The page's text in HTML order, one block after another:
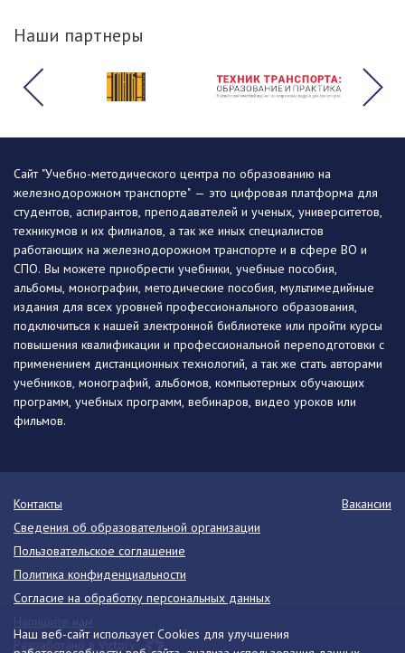
Наши партнеры
Наш веб-сайт использует Cookies для улучшения
Сайт "Учебно-методического центра по образованию на
железнодорожном транспорте" — это цифровая платформа для
студентов, аспирантов, преподавателей и ученых, университетов,
техникумов и их филиалов, а так же иных специалистов
работающих на железнодорожном транспорте и в сфере ВО и
СПО. Вы можете приобрести учебники, учебные пособия,
альбомы, монографии, методические пособия, мультимедийные
издания для всех уровней профессионального образования,
подключиться к нашей электронной библиотеке или пройти курсы
повышения квалификации и профессиональной переподготовки с
применением дистанционных технологий, а так же стать авторами
учебников, монографий, альбомов, компьютерных обучающих
программ, учебных программ, вебинаров, видео уроков или
фильмов.
Контакты
Вакансии
Сведения об образовательной организации
Пользовательское соглашение
Политика конфиденциальности
Согласие на обработку персональных данных
Разработано в Victory